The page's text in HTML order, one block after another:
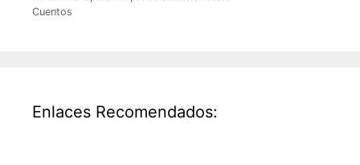
Cuentos
Enlaces Recomendados: